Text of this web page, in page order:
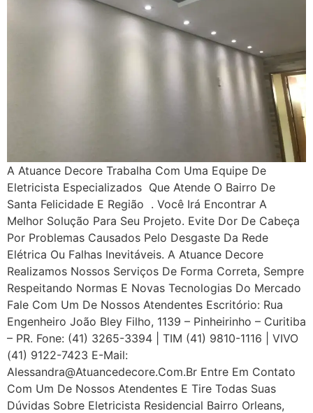
A Atuance Decore Trabalha Com Uma Equipe De
Eletricista Especializados Que Atende O Bairro De
Santa Felicidade E Região . Você Irá Encontrar A
Melhor Solução Para Seu Projeto. Evite Dor De Cabeça
Por Problemas Causados Pelo Desgaste Da Rede
Elétrica Ou Falhas Inevitáveis. A Atuance Decore
Realizamos Nossos Serviços De Forma Correta, Sempre
Respeitando Normas E Novas Tecnologias Do Mercado
Fale Com Um De Nossos Atendentes Escritório: Rua
Engenheiro João Bley Filho, 1139 – Pinheirinho – Curitiba
– PR. Fone: (41) 3265-3394 | TIM (41) 9810-1116 | VIVO
(41) 9122-7423 E-Mail:
Alessandra@atuancedecore.com.br Entre Em Contato
Com Um De Nossos Atendentes E Tire Todas Suas
Dúvidas Sobre Eletricista Residencial Bairro Orleans,